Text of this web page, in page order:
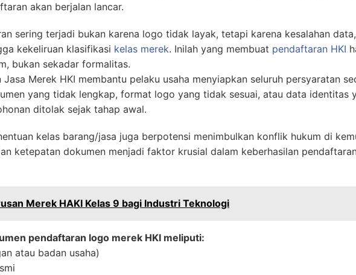
akan berjalan lancar.
sering terjadi bukan karena logo tidak layak, tetapi karena kesalahan data,
kekeliruan klasifikasi kelas merek. Inilah yang membuat pendaftaran HKI
bukan sekadar formalitas.
Merek HKI membantu pelaku usaha menyiapkan seluruh persyaratan
yang tidak lengkap, format logo yang tidak sesuai, atau data identitas
ditolak sejak tahap awal.
kelas barang/jasa juga berpotensi menimbulkan konflik hukum di
ketepatan dokumen menjadi faktor krusial dalam keberhasilan
Merek HAKI Kelas 9 bagi Industri Teknologi
pendaftaran logo merek HKI meliputi:
atau badan usaha)